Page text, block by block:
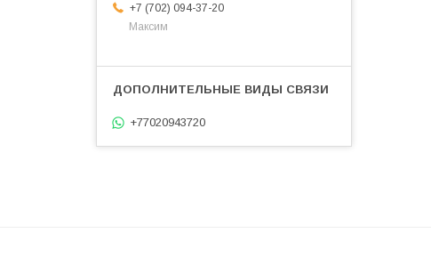
+7 (702) 094-37-20
Максим
+77020943720